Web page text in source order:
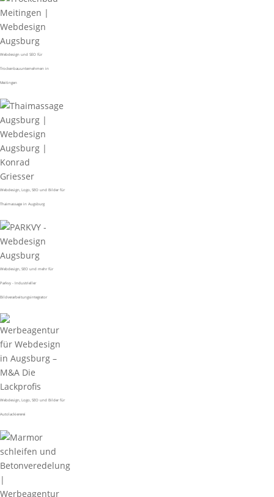
Webdesign und SEO für
Trockenbauunternehmen in
Meitingen
Webdesign, Logo, SEO und Bilder für
Thaimassage in Augsburg
Webdesign, SEO und mehr für
Parkvy - Industrieller
Bildverarbeitungsintegrator
Webdesign, Logo, SEO und Bilder für
Autolackiererei